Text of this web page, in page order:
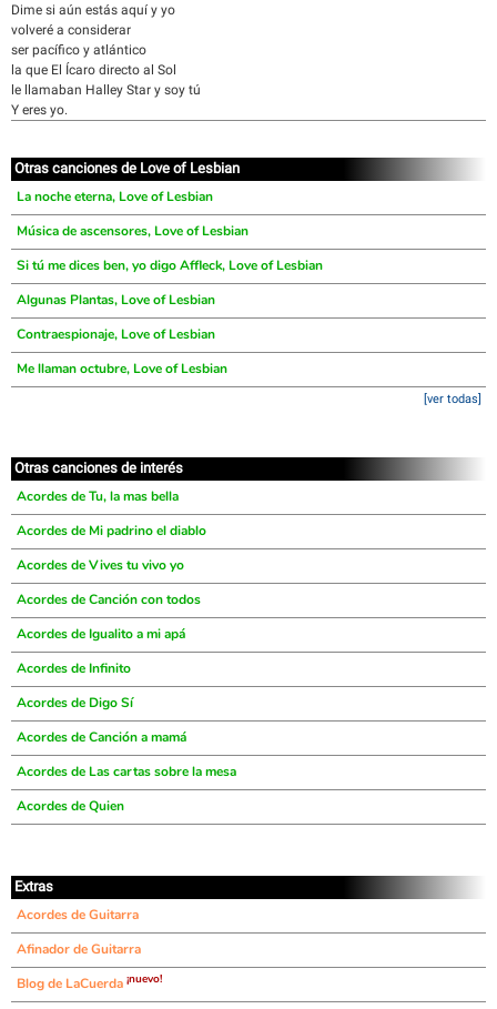
Dime si aún estás aquí y yo
volveré a considerar
ser pacífico y atlántico
la que El Ícaro directo al Sol
le llamaban Halley Star y soy tú
Y eres yo.
Otras canciones de Love of Lesbian
La noche eterna, Love of Lesbian
Música de ascensores, Love of Lesbian
Si tú me dices ben, yo digo Affleck, Love of Lesbian
Algunas Plantas, Love of Lesbian
Contraespionaje, Love of Lesbian
Me llaman octubre, Love of Lesbian
[ver todas]
Otras canciones de interés
Acordes de Tu, la mas bella
Acordes de Mi padrino el diablo
Acordes de Vives tu vivo yo
Acordes de Canción con todos
Acordes de Igualito a mi apá
Acordes de Infinito
Acordes de Digo Sí
Acordes de Canción a mamá
Acordes de Las cartas sobre la mesa
Acordes de Quien
Extras
Acordes de Guitarra
Afinador de Guitarra
Blog de LaCuerda ¡nuevo!